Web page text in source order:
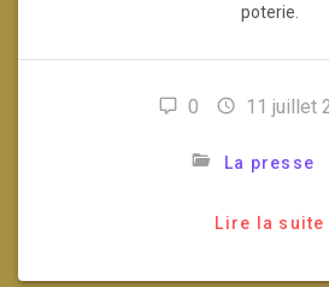
poterie.
0 11 juillet
La presse
Lire la suite